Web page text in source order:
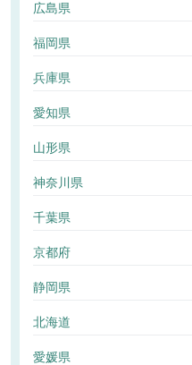
広島県
福岡県
兵庫県
愛知県
山形県
神奈川県
千葉県
京都府
静岡県
北海道
愛媛県